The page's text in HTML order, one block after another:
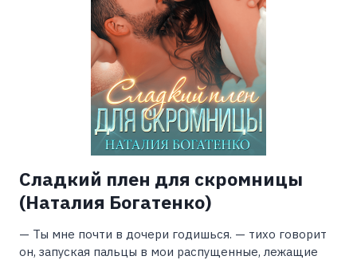
Сладкий плен для скромницы
(Наталия Богатенко)
— Ты мне почти в дочери годишься. — тихо говорит
он, запуская пальцы в мои распущенные, лежащие